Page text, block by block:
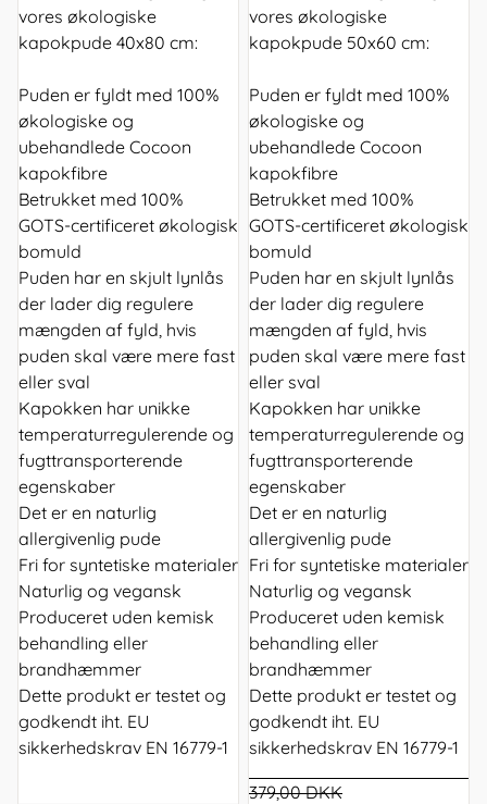
vores økologiske
kapokpude 40x80 cm:
Puden er fyldt med 100%
økologiske og
ubehandlede Cocoon
kapokfibre
Betrukket med 100%
GOTS-certificeret økologisk
bomuld
Puden har en skjult lynlås
der lader dig regulere
mængden af fyld, hvis
puden skal være mere fast
eller sval
Kapokken har unikke
temperaturregulerende og
fugttransporterende
egenskaber
Det er en naturlig
allergivenlig pude
Fri for syntetiske materialer
Naturlig og vegansk
Produceret uden kemisk
behandling eller
brandhæmmer
Dette produkt er testet og
godkendt iht. EU
sikkerhedskrav EN 16779-1
vores økologiske
kapokpude 50x60 cm:
Puden er fyldt med 100%
økologiske og
ubehandlede Cocoon
kapokfibre
Betrukket med 100%
GOTS-certificeret økologisk
bomuld
Puden har en skjult lynlås
der lader dig regulere
mængden af fyld, hvis
puden skal være mere fast
eller sval
Kapokken har unikke
temperaturregulerende og
fugttransporterende
egenskaber
Det er en naturlig
allergivenlig pude
Fri for syntetiske materialer
Naturlig og vegansk
Produceret uden kemisk
behandling eller
brandhæmmer
Dette produkt er testet og
godkendt iht. EU
sikkerhedskrav EN 16779-1
379,00 DKK